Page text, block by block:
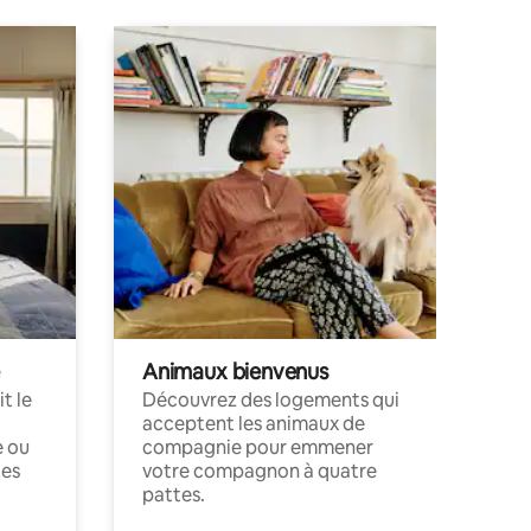
le
ou
Animaux bienvenus
Découvrez des logements qui
acceptent les animaux de
compagnie pour emmener
votre compagnon à quatre
pattes.